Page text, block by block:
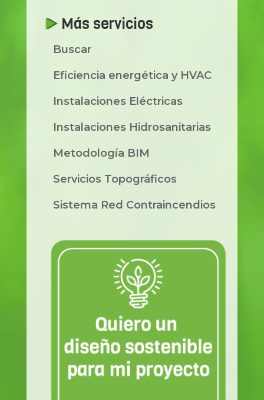
Más servicios
Buscar
Eficiencia energética y HVAC
Instalaciones Eléctricas
Instalaciones Hidrosanitarias
Metodología BIM
Servicios Topográficos
Sistema Red Contraincendios